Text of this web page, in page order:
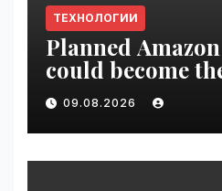
ТЕХНОЛОГИИ
Planned
could become
climate polluter
VseTime.ru
09.08.2026